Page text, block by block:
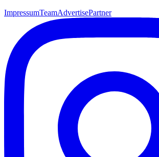
ImpressumTeamAdvertisePartner